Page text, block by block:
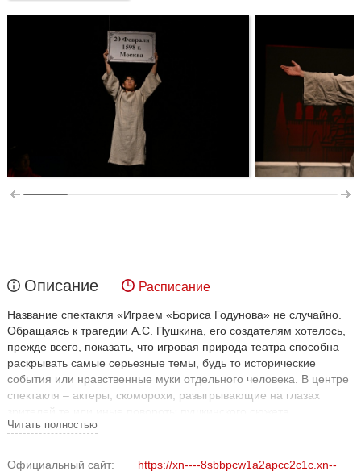
Описание Расписание
Название спектакля «Играем «Бориса Годунова» не случайно.
Обращаясь к трагедии А.С. Пушкина, его создателям хотелось,
прежде всего, показать, что игровая природа театра способна
раскрывать самые серьезные темы, будь то исторические
события или нравственные муки отдельного человека. В центре
спектакля – актеры, скоморохи, разыгрывающие на глазах
Магическое «если бы» становится главным законом
студенты 4 курса. Это позволяет периодически использовать
Читать полностью
Официальный сайт:
https://xn----8sbbpcw1a2apcc2c1c.xn--